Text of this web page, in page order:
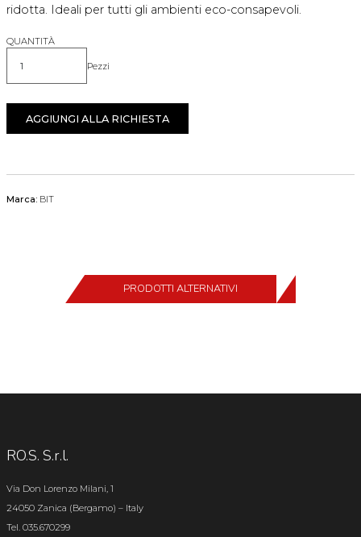
ridotta. Ideali per tutti gli ambienti eco-consapevoli.
QUANTITÀ
Quantità Pezzi
AGGIUNGI ALLA RICHIESTA
Marca: BIT
PRODOTTI ALTERNATIVI
RO.S. S.r.l.
Via Don Lorenzo Milani, 1
24050 Zanica (Bergamo) – Italy
Tel. 035.670299